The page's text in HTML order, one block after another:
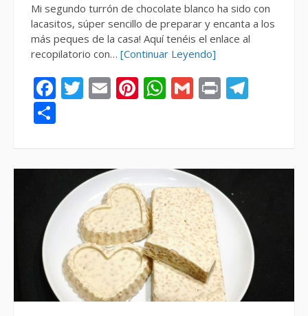
Mi segundo turrón de chocolate blanco ha sido con
lacasitos, súper sencillo de preparar y encanta a los
más peques de la casa! Aquí tenéis el enlace al
recopilatorio con… [Continuar Leyendo]
Facebook
Twitter
EmailPinterest
WhatsApp
Gmail
Print